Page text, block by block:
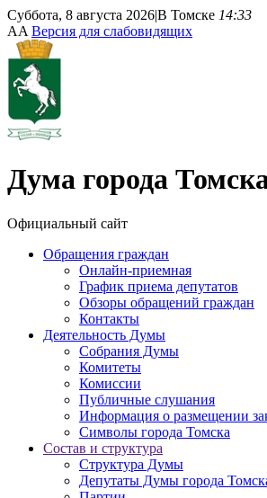
Суббота, 8 августа 2026|В Томске 14:33
AA Версия для слабовидящих
Дума города
Официальный сайт
Обращения граждан
Онлайн-приемная
График приема депутатов
Обзоры обращений граждан
Контакты
Деятельность Думы
Собрания Думы
Комитеты
Комиссии
Публичные слушания
Информация о размещении
Символы города Томска
Состав и структура
Структура Думы
Депутаты Думы города